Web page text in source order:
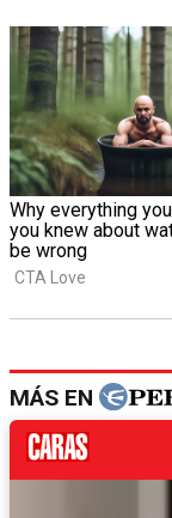
MÁS EN